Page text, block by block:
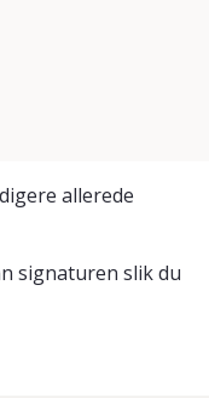
allerede
signaturen slik du